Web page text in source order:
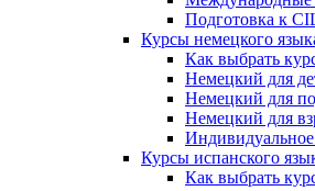
Подготовка к
Курсы немецкого
Как выбрать
Немецкий для
Немецкий для
Немецкий для
Курсы испанского
Как выбрать